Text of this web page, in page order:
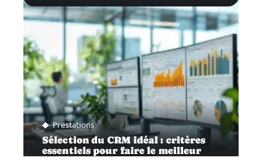
Prestations
Sélection du CRM idéal : critères
essentiels pour faire le meilleur